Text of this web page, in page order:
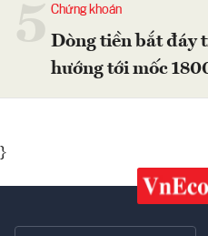
Chứng khoán
Dòng tiền bắt đáy
hướng tới mốc
}